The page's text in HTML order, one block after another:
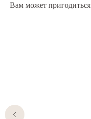
Вам может пригодиться